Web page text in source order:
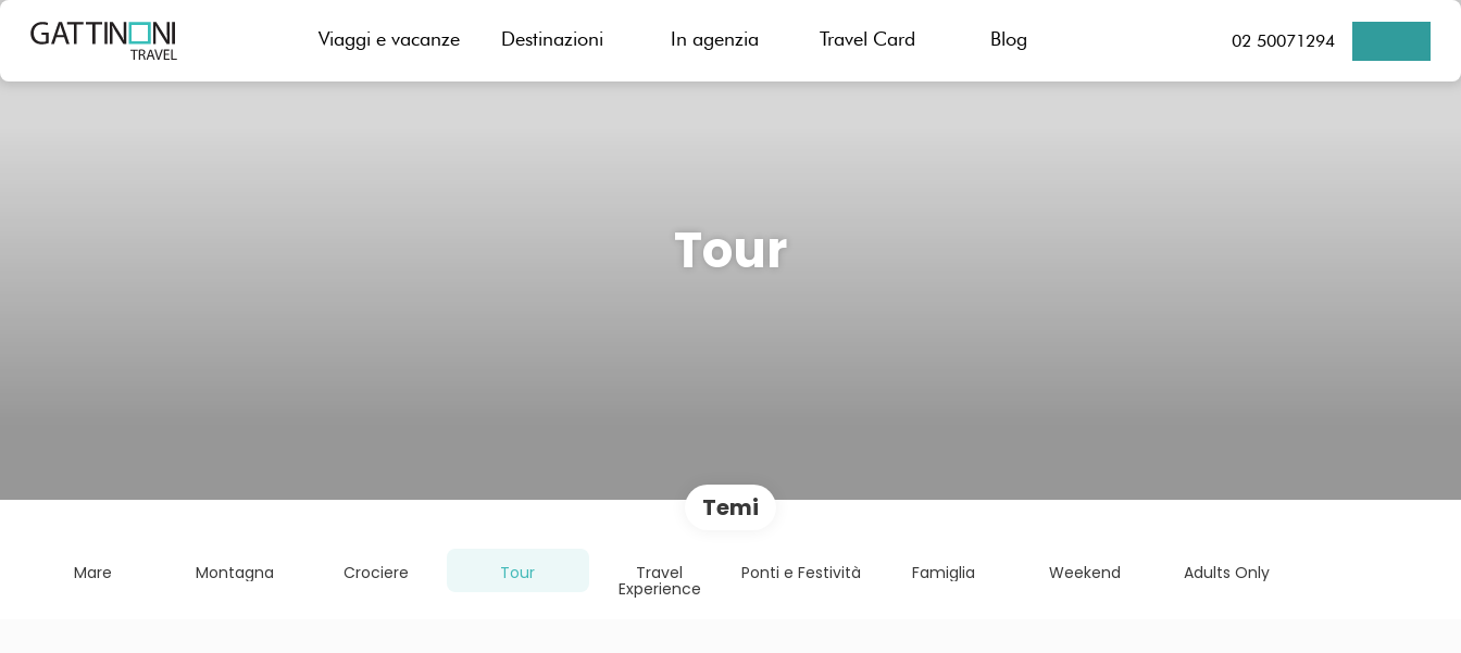
Viaggi e vacanze Destinazioni In agenzia Travel Card Blog 02 50071294
Tour
Temi
Mare Montagna Crociere Tour Travel
Experience
Ponti e Festività Famiglia Weekend Adults Only